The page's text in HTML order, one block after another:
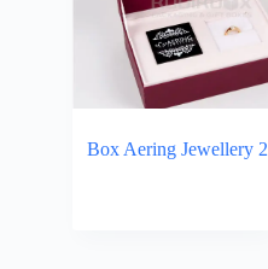
Box Aering Jewellery 2